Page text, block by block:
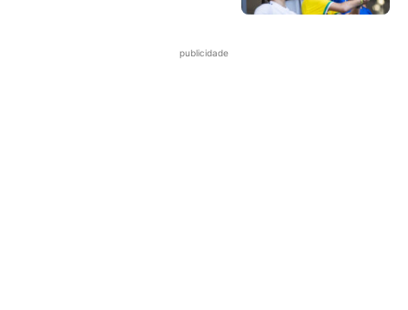
publicidade